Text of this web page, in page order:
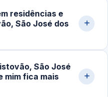
para receber um
sob medida.
8mm, 10mm e 12mm
residências e
São José dos
em geral em São José
projeto, fabricação e
São José
mim fica mais